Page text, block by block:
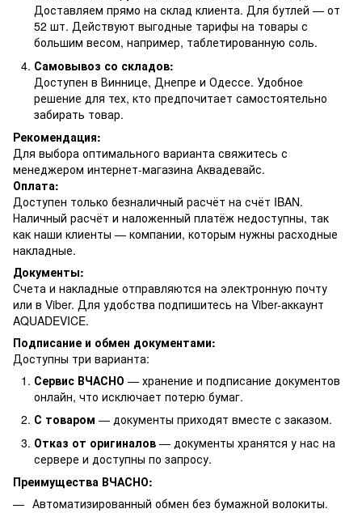
Доставляем прямо на склад клиента. Для бутлей — от
52 шт. Действуют выгодные тарифы на товары с
большим весом, например, таблетированную соль.
Самовывоз со складов:
Доступен в Виннице, Днепре и Одессе. Удобное
решение для тех, кто предпочитает самостоятельно
забирать товар.
Рекомендация:
Для выбора оптимального варианта свяжитесь с
менеджером интернет-магазина Аквадевайс.
Оплата:
Доступен только безналичный расчёт на счёт IBAN.
Наличный расчёт и наложенный платёж недоступны, так
как наши клиенты — компании, которым нужны расходные
накладные.
Документы:
Счета и накладные отправляются на электронную почту
или в Viber. Для удобства подпишитесь на Viber-аккаунт
AQUADEVICE.
Подписание и обмен документами:
Доступны три варианта:
Сервис ВЧАСНО — хранение и подписание документов
онлайн, что исключает потерю бумаг.
С товаром — документы приходят вместе с заказом.
Отказ от оригиналов — документы хранятся у нас на
сервере и доступны по запросу.
Преимущества ВЧАСНО:
Автоматизированный обмен без бумажной волокиты.